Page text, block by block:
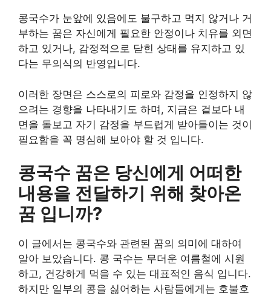
콩국수가 눈앞에 있음에도 불구하고 먹지 않거나 거
부하는 꿈은 자신에게 필요한 안정이나 치유를 외면
하고 있거나, 감정적으로 닫힌 상태를 유지하고 있
다는 무의식의 반영입니다.
이러한 장면은 스스로의 피로와 감정을 인정하지 않
으려는 경향을 나타내기도 하며, 지금은 겉보다 내
면을 돌보고 자기 감정을 부드럽게 받아들이는 것이
필요함을 꼭 명심해 보아야 할 것 입니다.
콩국수 꿈은 당신에게 어떠한
내용을 전달하기 위해 찾아온
꿈 입니까?
이 글에서는 콩국수와 관련된 꿈의 의미에 대하여
알아 보았습니다. 콩 국수는 무더운 여름철에 시원
하고, 건강하게 먹을 수 있는 대표적인 음식 입니다.
하지만 일부의 콩을 싫어하는 사람들에게는 호불호